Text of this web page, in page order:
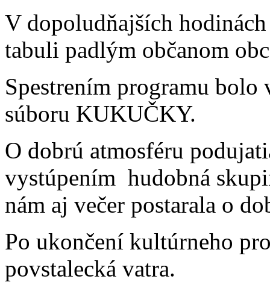
V dopoludňajších
tabuli padlým občanom
Spestrením programu
súboru KUKUČKY.
O dobrú atmosféru
vystúpením hudobná
nám aj večer postarala o
Po ukončení kultúrneho
povstalecká vatra.